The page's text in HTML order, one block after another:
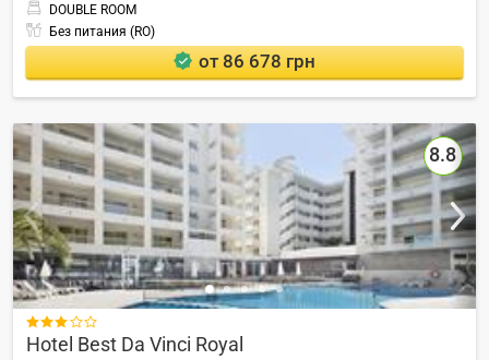
DOUBLE ROOM
Без питания (RO)
от 86 678 грн
8.8

Hotel Best Da Vinci Royal